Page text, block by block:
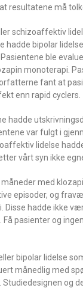
resultatene må
schizoaffektiv
hadde bipolar
ble
monoterapi.
fant at
enn rapid cyclers.
hadde
var fulgt i
lidelse
vårt syn ikke
med
episoder, og
hadde ikke
pasienter og
bipolar lidelse
månedlig med
og